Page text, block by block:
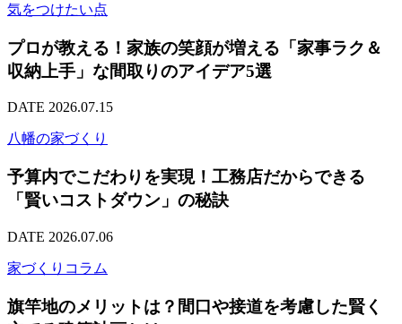
気をつけたい点
プロが教える！家族の笑顔が増える「家事ラク＆
収納上手」な間取りのアイデア5選
DATE 2026.07.15
八幡の家づくり
予算内でこだわりを実現！工務店だからできる
「賢いコストダウン」の秘訣
DATE 2026.07.06
家づくりコラム
旗竿地のメリットは？間口や接道を考慮した賢く